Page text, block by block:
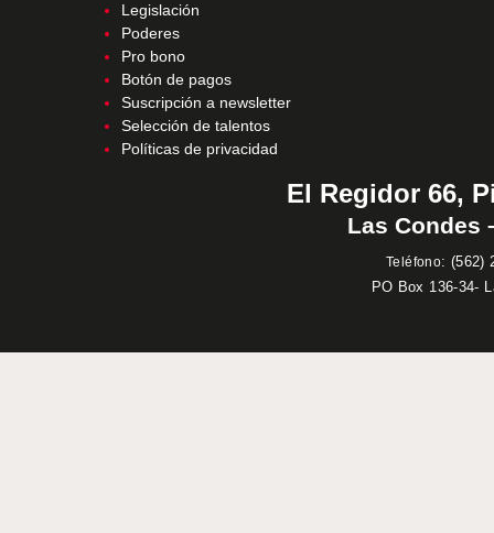
Legislación
Poderes
Pro bono
Botón de pagos
Suscripción a newsletter
Selección de talentos
Políticas de privacidad
El Regidor 66,
Las Condes
Teléfono: (562)
PO Box 136-34-